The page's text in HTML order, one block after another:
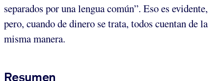
separados por una lengua común”. Eso es evidente,
pero, cuando de dinero se trata, todos cuentan de la
misma manera.
Resumen